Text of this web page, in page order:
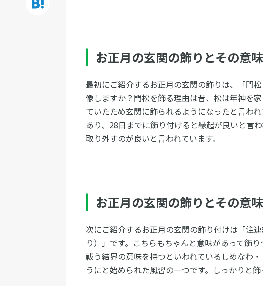
お正月の玄関の飾りとその意
最初にご紹介するお正月の玄関の飾りは、「門
像しますか？門松を飾る理由は昔、松は年神を
ていたため玄関に飾られるようになったと言わ
あり、28日までに飾り付けると縁起が良いと言
取り外すのが良いと言われています。
お正月の玄関の飾りとその意
次にご紹介するお正月の玄関の飾り付けは「注
り）」です。こちらもちゃんと意味があって飾
祓う結界の意味を持つといわれているしめなわ
うにと始められた風習の一つです。しっかりと